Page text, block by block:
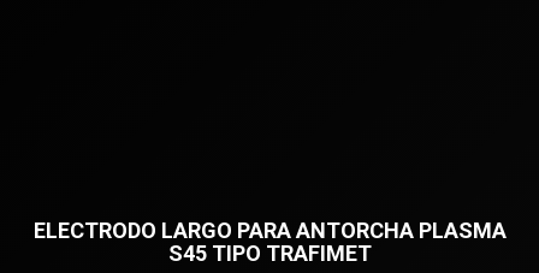
ELECTRODO LARGO PARA ANTORCHA PLASMA
S45 TIPO TRAFIMET